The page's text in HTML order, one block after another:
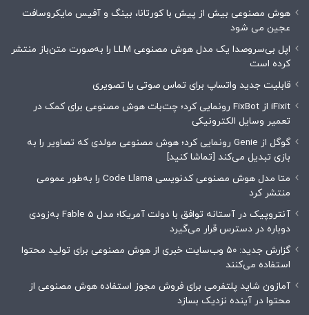
هوش مصنوعی بیش از پیش با کورتانا، بینگ و آفیس مایکروسافت
عجین می شود
اپل بی‌سروصدا یک مدل هوش مصنوعی LLM را به‌صورت متن‌باز منتشر
کرده است
قابلیت جدید واتساپ برای تماس صوتی یا تصویری
iFixit از FixBot رونمایی کرد؛ چت‌بات هوش مصنوعی برای کمک در
تعمیر وسایل الکترونیکی
گوگل از Genie رونمایی کرد؛ هوش مصنوعی مولدی که تصاویر را به
بازی تبدیل می‌کند [تماشا کنید]
متا مدل هوش مصنوعی کدنویسی Code Llama را به‌طور عمومی
منتشر کرد
آنتروپیک در آستانه توافق با دولت آمریکا؛ مدل Fable 5 به‌زودی
دوباره در دسترس قرار می‌گیرد
گزارش جدید: ۵۰ وب‌سایت خبری از هوش مصنوعی برای تولید محتوا
استفاده می‌کنند
آمازون شاید پلتفرمی برای فروش مجوز استفاده هوش مصنوعی از
محتوا در آینده نزدیک بسازد